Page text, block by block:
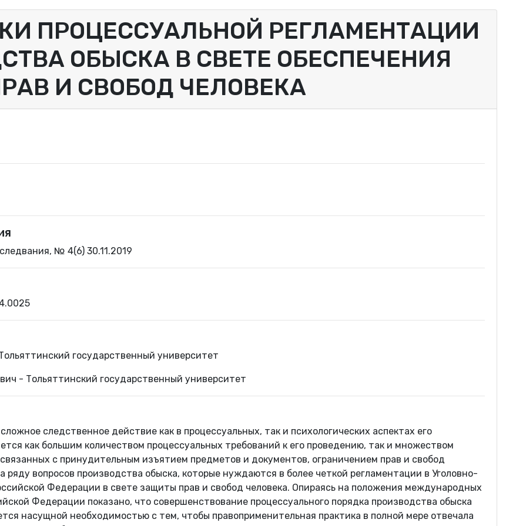
ПРОЦЕССУАЛЬНОЙ РЕГЛАМЕНТАЦИИ
ОБЫСКА В СВЕТЕ ОБЕСПЕЧЕНИЯ
И СВОБОД ЧЕЛОВЕКА
№ 4(6) 30.11.2019
государственный университет
- Тольяттинский государственный университет
следственное действие как в процессуальных, так и психологических аспектах его
как большим количеством процессуальных требований к его проведению, так и множеством
с принудительным изъятием предметов и документов, ограничением прав и свобод
ряду вопросов производства обыска, которые нуждаются в более четкой регламентации в Уголовно-
Федерации в свете защиты прав и свобод человека. Опираясь на положения международных
Федерации показано, что совершенствование процессуального порядка производства обыска
насущной необходимостью с тем, чтобы правоприменительная практика в полной мере отвечала